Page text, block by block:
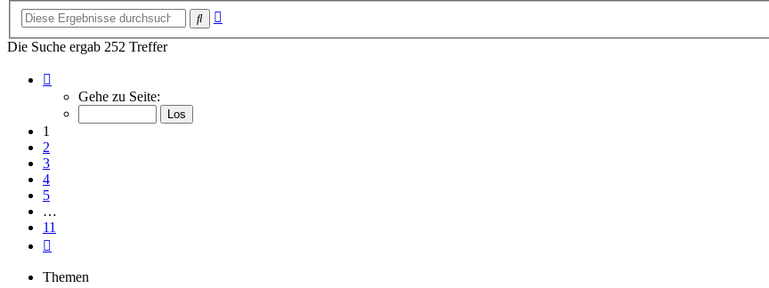
Suche
Die Suche ergab 252 Treffer
von
Gehe zu Seite:
1
2
3
4
5
…
11
Themen